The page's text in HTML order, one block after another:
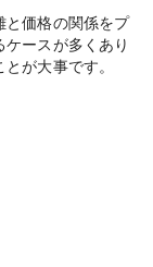
と価格の関係をプ
ースが多くあり
が大事です。